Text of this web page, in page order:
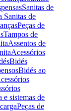
Sanitas de
Sanitas de
Peças de
Tampos de
Assentos de
Acessórios
Bidés
Bidés ao
e sistemas de
Peças de